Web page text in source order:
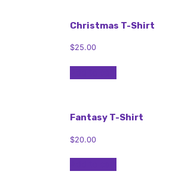
Christmas T-Shirt
$25.00
Fantasy T-Shirt
$20.00